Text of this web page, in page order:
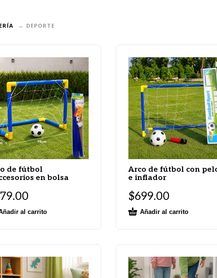
DEPORTE
de fútbol
en bolsa
al carrito
Arco de fútbol con
e inflador
$699.00
Añadir al carrito